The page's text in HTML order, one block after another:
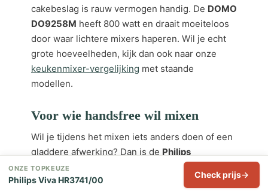
cakebeslag is rauw vermogen handig. De DOMO
DO9258M heeft 800 watt en draait moeiteloos
door waar lichtere mixers haperen. Wil je echt
grote hoeveelheden, kijk dan ook naar onze
keukenmixer-vergelijking met staande
modellen.
Voor wie handsfree wil mixen
Wil je tijdens het mixen iets anders doen of een
gladdere afwerking? Dan is de Philips
HR3745/00
met draaiende mengkom de fijnste
keuze. Voor wie echt vaak deeg maakt is een
ONZE TOPKEUZE
Philips Viva HR3741/00 Check prijs